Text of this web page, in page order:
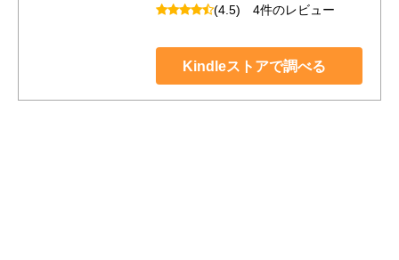
(4.5) 4件のレビュー
Kindleストアで調べる